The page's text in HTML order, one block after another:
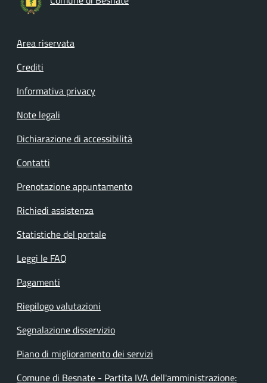
Footer menu
Area riservata
Crediti
Informativa privacy
Note legali
Dichiarazione di accessibilità
Contatti
Prenotazione appuntamento
Richiedi assistenza
Statistiche del portale
Leggi le FAQ
Pagamenti
Riepilogo valutazioni
Segnalazione disservizio
Piano di miglioramento dei servizi
Comune di Besnate - Partita IVA dell'amministrazione: